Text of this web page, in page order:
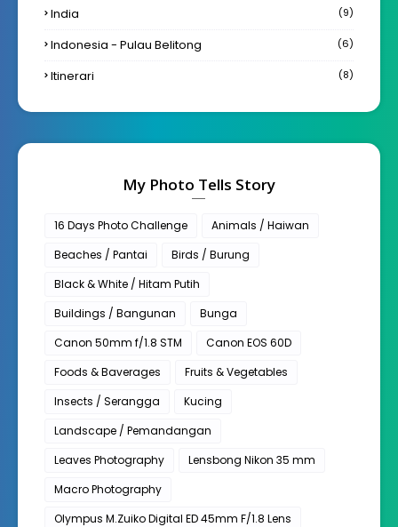
India (9)
Indonesia - Pulau Belitong (6)
Itinerari (8)
My Photo Tells Story
16 Days Photo Challenge
Animals / Haiwan
Beaches / Pantai
Birds / Burung
Black & White / Hitam Putih
Buildings / Bangunan
Bunga
Canon 50mm f/1.8 STM
Canon EOS 60D
Foods & Baverages
Fruits & Vegetables
Insects / Serangga
Kucing
Landscape / Pemandangan
Leaves Photography
Lensbong Nikon 35 mm
Macro Photography
Olympus M.Zuiko Digital ED 45mm F/1.8 Lens